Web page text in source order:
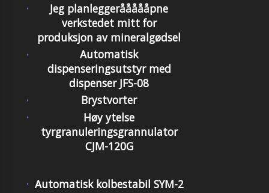
Jeg planleggeråååååpne
verkstedet mitt for
produksjon av mineralgødsel
Automatisk
dispenseringsutstyr med
dispenser JFS-08
Brystvorter
Høy ytelse
tyrgranuleringsgrannulator
CJM-120G
Automatisk kolbestabil SYM-2